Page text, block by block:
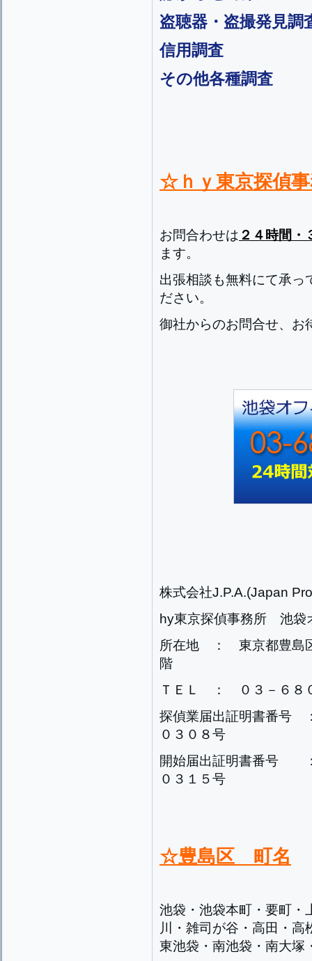
盗聴器・盗撮発見調
信用調査
その他各種調査
☆ｈｙ東京探偵
お問合わせは ２４時間・
ます。
出張相談も無料にて承っ
ださい。
御社からのお問合せ、お
株式会社J.P.A.(Japan
hy東京探偵事務所 池袋
所在地 ： 東京都豊島
階
ＴＥＬ ： ０３－６８
探偵業届出証明書番号
０３０８号
開始届出証明書番号
０３１５号
☆豊島区 町名
池袋・池袋本町・要町・
川・雑司が谷・高田・
東池袋・南池袋・南大塚